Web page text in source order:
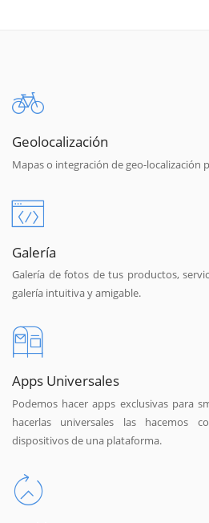
Geolocalización
Mapas o integración de geo-localización
Galería
Galería de fotos de tus productos,
galería intuitiva y amigable.
Apps Universales
Podemos hacer apps exclusivas para
hacerlas universales las hacemos
dispositivos de una plataforma.